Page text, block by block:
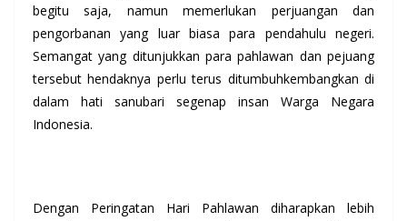
begitu saja, namun memerlukan perjuangan dan
pengorbanan yang luar biasa para pendahulu negeri.
Semangat yang ditunjukkan para pahlawan dan pejuang
tersebut hendaknya perlu terus ditumbuhkembangkan di
dalam hati sanubari segenap insan Warga Negara
Indonesia.
Dengan Peringatan Hari Pahlawan diharapkan lebih